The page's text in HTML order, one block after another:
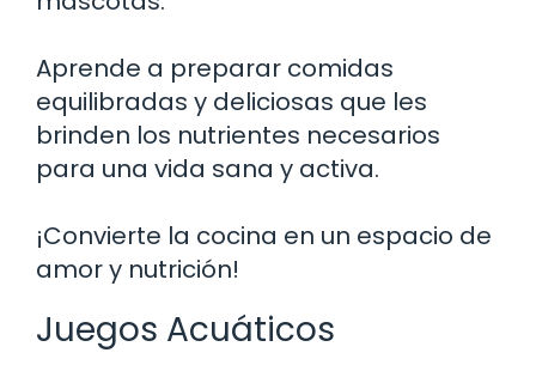
Aprende a preparar comidas
equilibradas y deliciosas que les
brinden los nutrientes necesarios
para una vida sana y activa.
¡Convierte la cocina en un espacio de
amor y nutrición!
Juegos Acuáticos